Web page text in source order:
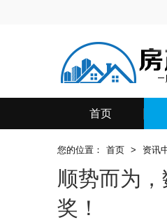
首页
您的位置： 首页 > 资讯
顺势而为
奖！